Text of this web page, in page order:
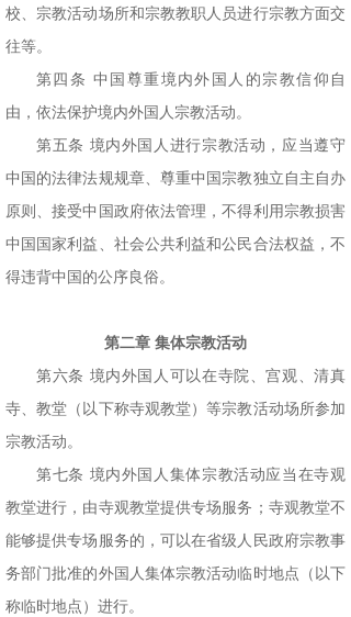
校、宗教活动场所和宗教教职人员进行宗教方面交
往等。
第四条 中国尊重境内外国人的宗教信仰自
由，依法保护境内外国人宗教活动。
第五条 境内外国人进行宗教活动，应当遵守
中国的法律法规规章、尊重中国宗教独立自主自办
原则、接受中国政府依法管理，不得利用宗教损害
中国国家利益、社会公共利益和公民合法权益，不
得违背中国的公序良俗。
第二章 集体宗教活动
第六条 境内外国人可以在寺院、宫观、清真
寺、教堂（以下称寺观教堂）等宗教活动场所参加
宗教活动。
第七条 境内外国人集体宗教活动应当在寺观
教堂进行，由寺观教堂提供专场服务；寺观教堂不
能够提供专场服务的，可以在省级人民政府宗教事
务部门批准的外国人集体宗教活动临时地点（以下
称临时地点）进行。